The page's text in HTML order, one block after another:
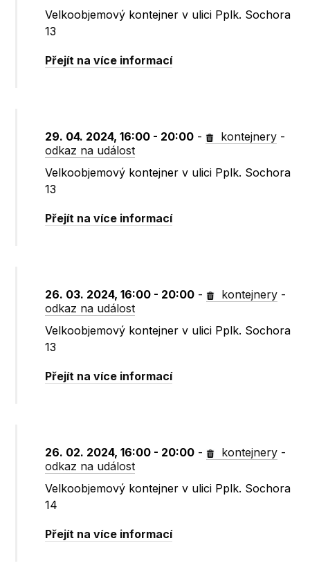
Velkoobjemový kontejner v ulici Pplk. Sochora
13
Přejít na více informací
29. 04. 2024, 16:00 - 20:00 - kontejnery -
odkaz na událost
Velkoobjemový kontejner v ulici Pplk. Sochora
13
Přejít na více informací
26. 03. 2024, 16:00 - 20:00 - kontejnery -
odkaz na událost
Velkoobjemový kontejner v ulici Pplk. Sochora
13
Přejít na více informací
26. 02. 2024, 16:00 - 20:00 - kontejnery -
odkaz na událost
Velkoobjemový kontejner v ulici Pplk. Sochora
14
Přejít na více informací